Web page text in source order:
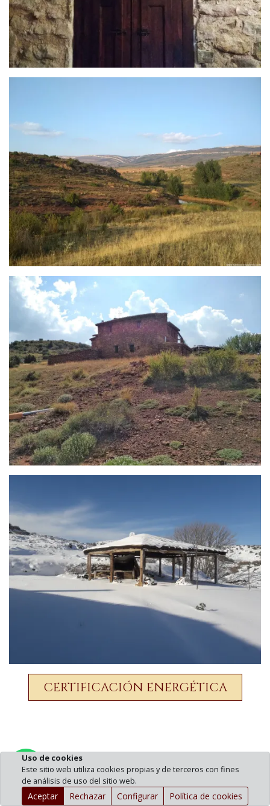
CERTIFICACIÓN ENERGÉTICA
Pedir información por WhatsApp
Uso de cookies
Este sitio web utiliza cookies propias y de terceros con fines
de análisis de uso del sitio web.
Aceptar Rechazar Configurar Política de cookies